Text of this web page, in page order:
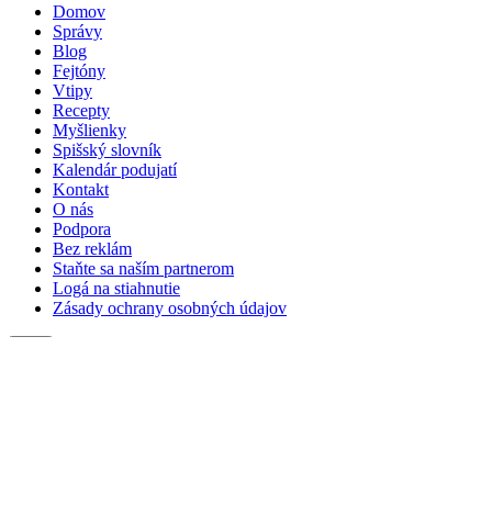
(FOTO,VIDEO)
Domov
Správy
Blog
Fejtóny
Vtipy
Recepty
Myšlienky
Spišský slovník
Kalendár podujatí
Kontakt
O nás
Podpora
Bez reklám
Staňte sa naším partnerom
Logá na stiahnutie
Zásady ochrany osobných údajov